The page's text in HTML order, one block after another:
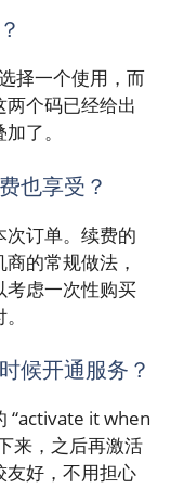
择一个使用，而
两个码已经给出
了。
也享受？
订单。续费的
的常规做法，
考虑一次性购买
候开通服务？
“activate it when
来，之后再激活
友好，不用担心